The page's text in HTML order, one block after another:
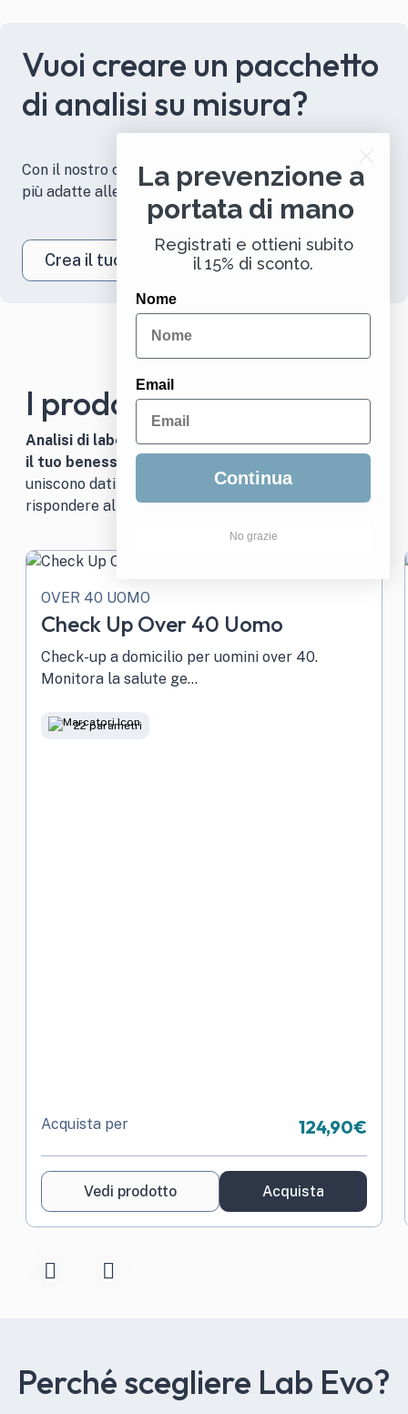
Vuoi creare un pacchetto
di analisi su misura?
Con il nostro configuratore puoi selezionare le analisi
più adatte alle tue esigenze, in completa libertà
Crea il tuo kit
I prodotti più scelti
Analisi di laboratorio e integratori: il binomio per
il tuo benessere.
uniscono dati precisi e
soluzioni mirate
rispondere alle tue esigenze con efficacia.
OVER 40 UOMO
Check Up Over 40 Uomo
Check-up a domicilio per uomini over 40.
Monitora la salute ge...
22 parametri
Acquista per 124,90€
Vedi prodotto Acquista
Perché scegliere Lab Evo?
La prevenzione a
portata di mano
Registrati e ottieni subito
il 15% di sconto.
Nome
Email
Continua
No grazie